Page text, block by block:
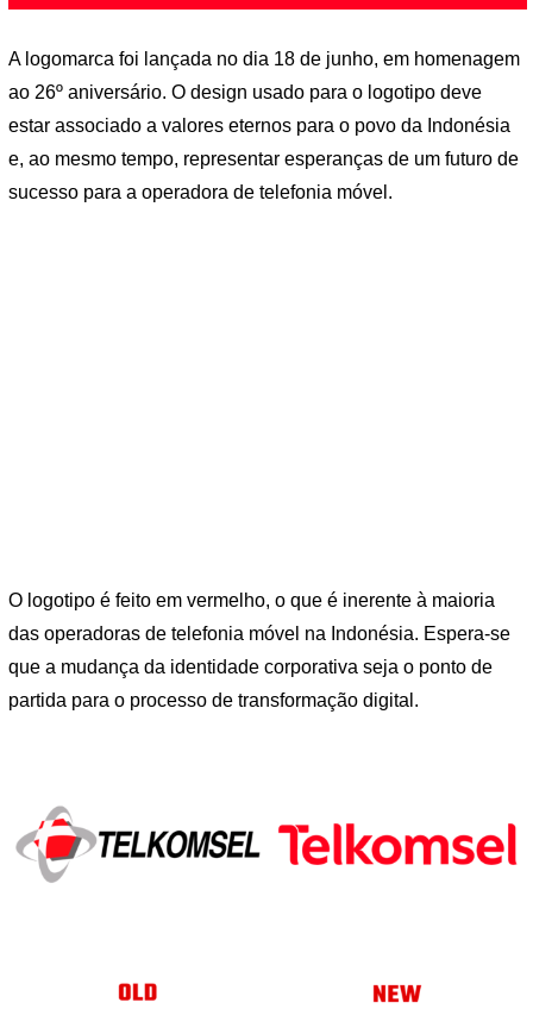
A logomarca foi lançada no dia 18 de junho, em homenagem
ao 26º aniversário. O design usado para o logotipo deve
estar associado a valores eternos para o povo da Indonésia
e, ao mesmo tempo, representar esperanças de um futuro de
sucesso para a operadora de telefonia móvel.
O logotipo é feito em vermelho, o que é inerente à maioria
das operadoras de telefonia móvel na Indonésia. Espera-se
que a mudança da identidade corporativa seja o ponto de
partida para o processo de transformação digital.